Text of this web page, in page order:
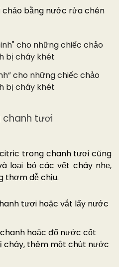
chảo bằng nước rửa chén
cho những chiếc chảo
bị cháy khét
chanh tươi
trong chanh tươi cũng
loại bỏ các vết cháy nhẹ,
thơm dễ chịu.
tươi hoặc vắt lấy nước
hoặc đổ nước cốt
cháy, thêm một chút nước